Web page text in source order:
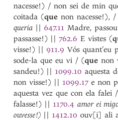
nacesse!) / non sei de min
coitada (que non nacesse!),
queria || 647.11 Madre,
passasse!) || 762.6 E vistes (
visse!) || 911.9 Vós quant’eu
sode-la que eu vi / (que non
sandeu!) || 1099.10 aquesta
non visse!) || 1099.17e non
aquesta vez que con ela falei
falasse!) || 1170.4 amor ei
ouvesse!) || 1412.10 ouv[i] ali